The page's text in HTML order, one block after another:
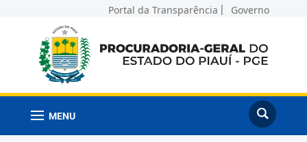
Portal da Transparência Governo
MENU